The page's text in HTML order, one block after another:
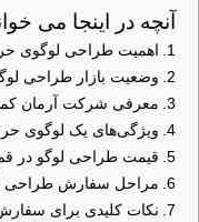
آنچه در اینجا می
اهمیت طراحی لوگوی
وضعیت بازار طراحی
معرفی شرکت آرمان
ویژگی‌های یک لوگوی
قیمت طراحی لوگو در
مراحل سفارش طراحی
نکات کلیدی برای